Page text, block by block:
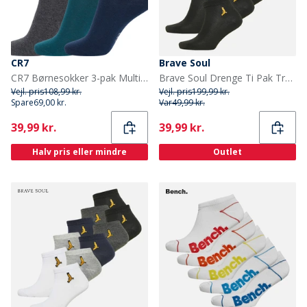
CR7
CR7 Børnesokker 3-pak Multifarvet
Vejl. pris108,99 kr.
Spare69,00 kr.
Current
39,99 kr.
Halv pris eller mindre
Brave Soul
Brave Soul Drenge Ti Pak Trænings Sokker Sort
Vejl. pris199,99 kr.
Var49,99 kr.
Current
39,99 kr.
Outlet